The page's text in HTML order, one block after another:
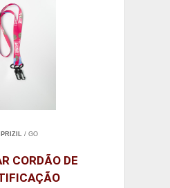
/ GO
CORDÃO DE